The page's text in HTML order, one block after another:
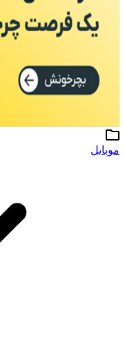
موبایل